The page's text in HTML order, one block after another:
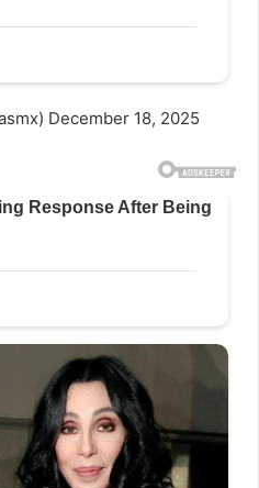
December 18, 2025